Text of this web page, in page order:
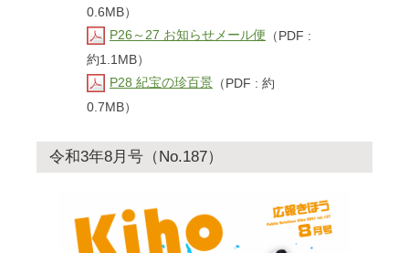
0.6MB）
P26～27 お知らせメール便 （PDF :
約1.1MB）
P28 紀宝の珍百景 （PDF : 約
0.7MB）
令和3年8月号（No.187）